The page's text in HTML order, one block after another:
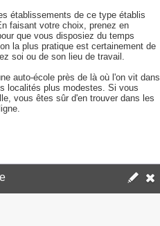
établissements de ce type établis
faisant votre choix, prenez en
que vous disposiez du temps
la plus pratique est certainement de
soi ou de son lieu de travail.
auto-école près de là où l'on vit dans
localités plus modestes. Si vous
vous êtes sûr d'en trouver dans les